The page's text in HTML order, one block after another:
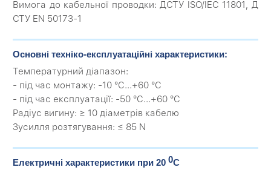
Вимога до кабельної проводки: ДСТУ ISO/IEC 11801, Д
СТУ EN 50173-1
Основні техніко-експлуатаційні характеристики:
Температурний діапазон:
- під час монтажу: -10 °C...+60 °C
- під час експлуатації: -50 °C...+60 °C
Радіус вигину: ≥ 10 діаметрів кабелю
Зусилля розтягування: ≤ 85 N
Електричні характеристики при 20 0С